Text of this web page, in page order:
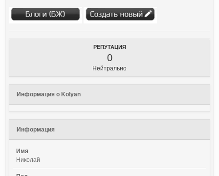
РЕПУТАЦИЯ
0
Нейтрально
Информация о Kolyan
Информация
Имя
Николай